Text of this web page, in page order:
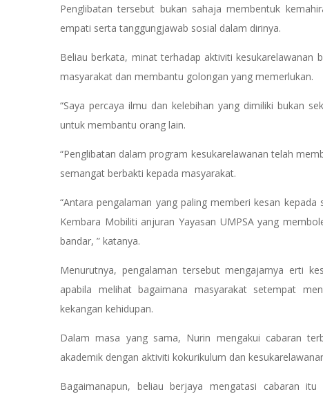
Penglibatan tersebut bukan sahaja membentuk
empati serta tanggungjawab sosial dalam dirinya.
Beliau berkata, minat terhadap aktiviti kesukarelawanan
masyarakat dan membantu golongan yang memerlukan.
“Saya percaya ilmu dan kelebihan yang dimiliki bukan
untuk membantu orang lain.
“Penglibatan dalam program kesukarelawanan telah
semangat berbakti kepada masyarakat.
“Antara pengalaman yang paling memberi kesan
Kembara Mobiliti anjuran Yayasan UMPSA yang
bandar, ” katanya.
Menurutnya, pengalaman tersebut mengajarnya erti
apabila melihat bagaimana masyarakat setempat
kekangan kehidupan.
Dalam masa yang sama, Nurin mengakui cabaran
akademik dengan aktiviti kokurikulum dan
Bagaimanapun, beliau berjaya mengatasi cabaran